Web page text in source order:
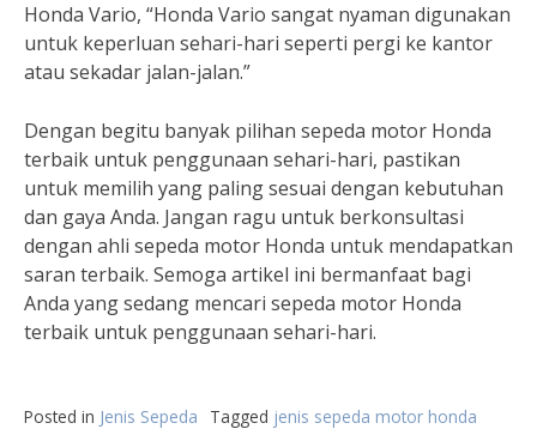
Honda Vario, “Honda Vario sangat nyaman digunakan
untuk keperluan sehari-hari seperti pergi ke kantor
atau sekadar jalan-jalan.”
Dengan begitu banyak pilihan sepeda motor Honda
terbaik untuk penggunaan sehari-hari, pastikan
untuk memilih yang paling sesuai dengan kebutuhan
dan gaya Anda. Jangan ragu untuk berkonsultasi
dengan ahli sepeda motor Honda untuk mendapatkan
saran terbaik. Semoga artikel ini bermanfaat bagi
Anda yang sedang mencari sepeda motor Honda
terbaik untuk penggunaan sehari-hari.
Posted in Jenis Sepeda Tagged jenis sepeda motor honda